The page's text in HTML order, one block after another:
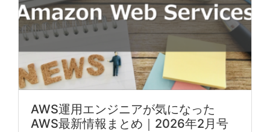
AWS運用エンジニアが気になった
AWS最新情報まとめ｜2026年2月号